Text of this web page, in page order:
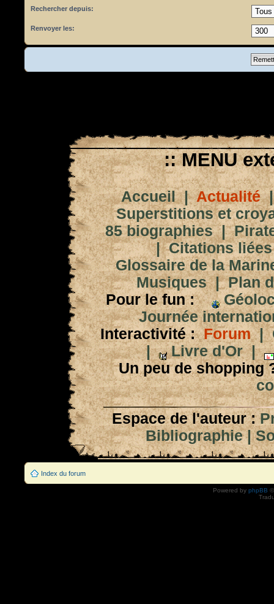
Rechercher depuis:
Renvoyer les:
:: MENU
Accueil|Actualité
Superstitions et
85 biographies|
|Citations
Glossaire de la
Musiques|Plan
Pour le fun :
Journée
Interactivité : Forum|
|
Livre d'Or|
Un peu de shopping
Espace de l'auteur :
Bibliographie|
Index du forum
Powered by phpBB